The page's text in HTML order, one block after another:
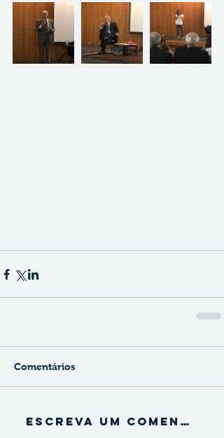
Comentários
Escreva um comentário